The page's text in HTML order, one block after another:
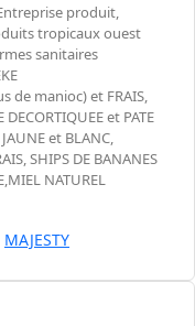
produit,
tropicaux ouest
sanitaires
de manioc) et FRAIS,
et PATE
et BLANC,
SHIPS DE BANANES
NATUREL
MAJESTY